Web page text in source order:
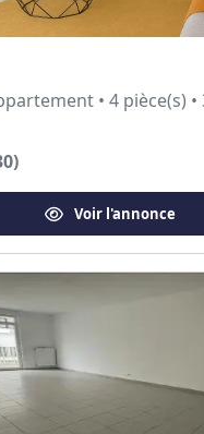
• 4 pièce(s) •
Voir l'annonce